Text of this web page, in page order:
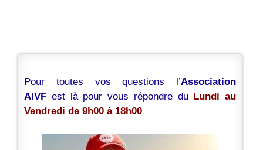
Pour toutes vos questions l’Association
AIVF est là pour vous répondre du Lundi au
Vendredi de 9h00 à 18h00